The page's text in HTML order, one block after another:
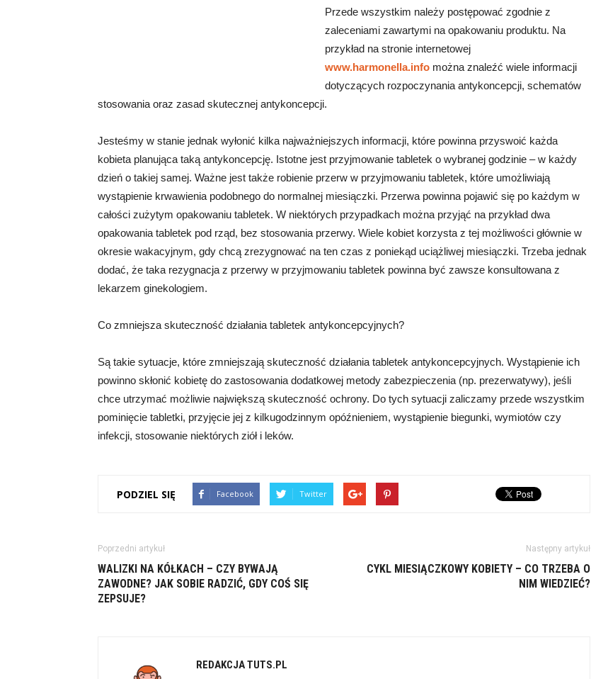
Przede wszystkim należy postępować zgodnie z
zaleceniami zawartymi na opakowaniu produktu. Na
przykład na stronie internetowej
www.harmonella.info można znaleźć wiele informacji
dotyczących rozpoczynania antykoncepcji, schematów
stosowania oraz zasad skutecznej antykoncepcji.
Jesteśmy w stanie jednak wyłonić kilka najważniejszych informacji, które powinna przyswoić każda
kobieta planująca taką antykoncepcję. Istotne jest przyjmowanie tabletek o wybranej godzinie – w każdy
dzień o takiej samej. Ważne jest także robienie przerw w przyjmowaniu tabletek, które umożliwiają
wystąpienie krwawienia podobnego do normalnej miesiączki. Przerwa powinna pojawić się po każdym w
całości zużytym opakowaniu tabletek. W niektórych przypadkach można przyjąć na przykład dwa
opakowania tabletek pod rząd, bez stosowania przerwy. Wiele kobiet korzysta z tej możliwości głównie w
okresie wakacyjnym, gdy chcą zrezygnować na ten czas z poniekąd uciążliwej miesiączki. Trzeba jednak
dodać, że taka rezygnacja z przerwy w przyjmowaniu tabletek powinna być zawsze konsultowana z
lekarzem ginekologiem.
Co zmniejsza skuteczność działania tabletek antykoncepcyjnych?
Są takie sytuacje, które zmniejszają skuteczność działania tabletek antykoncepcyjnych. Wystąpienie ich
powinno skłonić kobietę do zastosowania dodatkowej metody zabezpieczenia (np. prezerwatywy), jeśli
chce utrzymać możliwie największą skuteczność ochrony. Do tych sytuacji zaliczamy przede wszystkim
pominięcie tabletki, przyjęcie jej z kilkugodzinnym opóźnieniem, wystąpienie biegunki, wymiotów czy
infekcji, stosowanie niektórych ziół i leków.
PODZIEL SIĘ Facebook Twitter
Poprzedni artykuł
WALIZKI NA KÓŁKACH – CZY BYWAJĄ
ZAWODNE? JAK SOBIE RADZIĆ, GDY COŚ SIĘ
ZEPSUJE?
Następny artykuł
CYKL MIESIĄCZKOWY KOBIETY – CO TRZEBA O
NIM WIEDZIEĆ?
REDAKCJA TUTS.PL